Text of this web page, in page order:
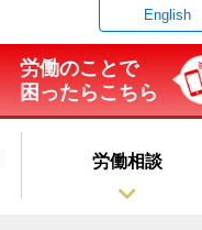
English
労働のことで
困ったらこちら
労働相談